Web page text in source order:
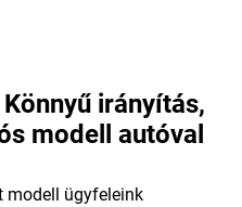
irányítás,
modell autóval
modell ügyfeleink